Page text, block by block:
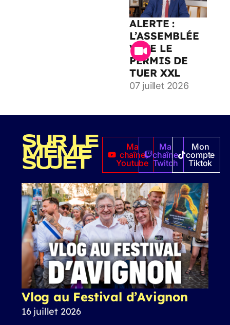
ALERTE :
L’ASSEMBLÉE
VOTE LE
PERMIS DE
TUER XXL
07 juillet 2026
SUR LE
MÊME
SUJET
Ma
chaîne
Youtube
Ma
chaîne
Twitch
Mon
compte
Tiktok
Vlog au Festival d’Avignon
16 juillet 2026